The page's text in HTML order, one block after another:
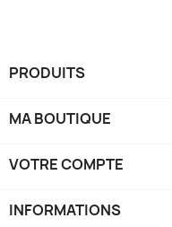
PRODUITS
MA BOUTIQUE
VOTRE COMPTE
INFORMATIONS